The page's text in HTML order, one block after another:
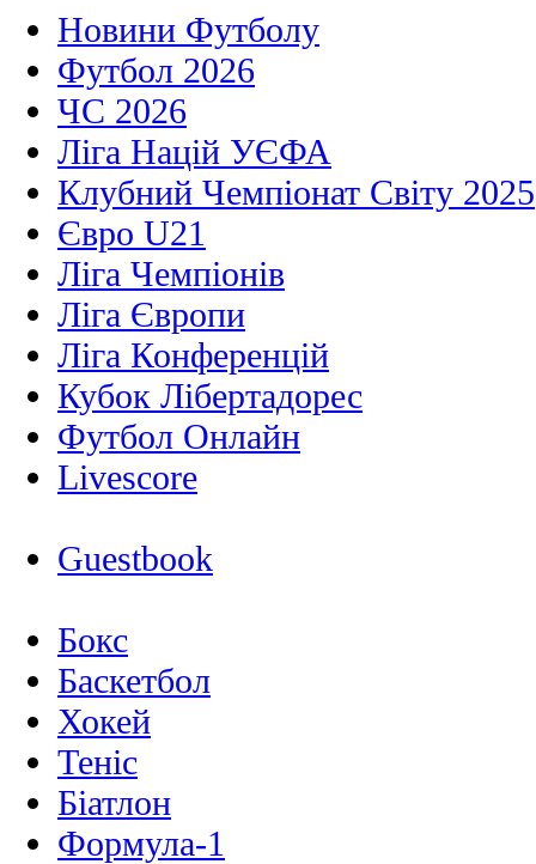
Новини Футболу
Футбол 2026
ЧС 2026
Ліга Націй УЄФА
Клубний Чемпіонат Світу 2025
Євро U21
Ліга Чемпіонів
Ліга Європи
Ліга Конференцій
Кубок Лібертадорес
Футбол Онлайн
Livescore
Guestbook
Бокс
Баскетбол
Хокей
Теніс
Біатлон
Формула-1